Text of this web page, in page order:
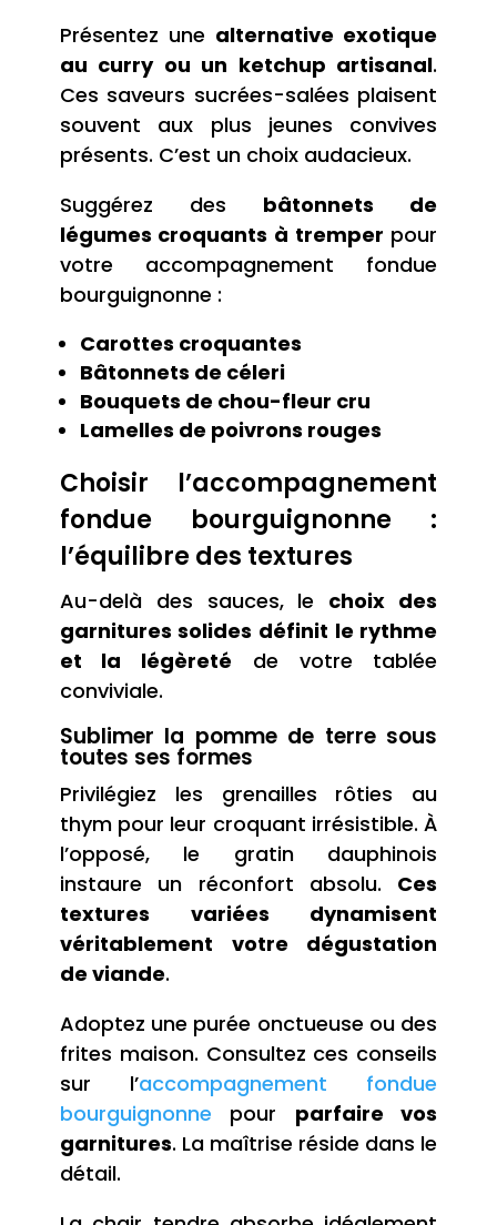
Présentez une alternative exotique
au curry ou un ketchup artisanal.
Ces saveurs sucrées-salées plaisent
souvent aux plus jeunes convives
présents. C’est un choix audacieux.
Suggérez des bâtonnets de
légumes croquants à tremper pour
votre accompagnement fondue
bourguignonne :
Carottes croquantes
Bâtonnets de céleri
Bouquets de chou-fleur cru
Lamelles de poivrons rouges
Choisir l’accompagnement
fondue bourguignonne :
l’équilibre des textures
Au-delà des sauces, le choix des
garnitures solides définit le rythme
et la légèreté de votre tablée
conviviale.
Sublimer la pomme de terre sous
toutes ses formes
Privilégiez les grenailles rôties au
thym pour leur croquant irrésistible. À
l’opposé, le gratin dauphinois
instaure un réconfort absolu. Ces
textures variées dynamisent
véritablement votre dégustation
de viande.
Adoptez une purée onctueuse ou des
frites maison. Consultez ces conseils
sur l’accompagnement fondue
bourguignonne pour parfaire vos
garnitures. La maîtrise réside dans le
détail.